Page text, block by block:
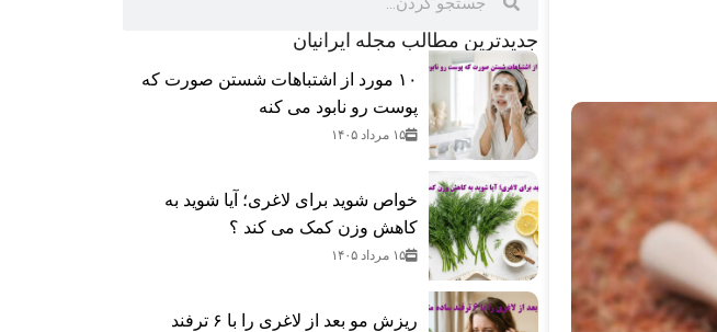
جدید‌ترین مطالب مجله ایرانیان
۱۰ مورد از اشتباهات شستن صورت که
پوست رو نابود می کنه
۱۵ مرداد ۱۴۰۵
خواص شوید برای لاغری؛ آیا شوید به
کاهش وزن کمک می‌ کند ؟
۱۵ مرداد ۱۴۰۵
ریزش مو بعد از لاغری را با ۶ ترفند